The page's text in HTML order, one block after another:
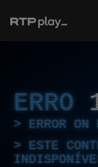
ERRO
ERROR
ESTE